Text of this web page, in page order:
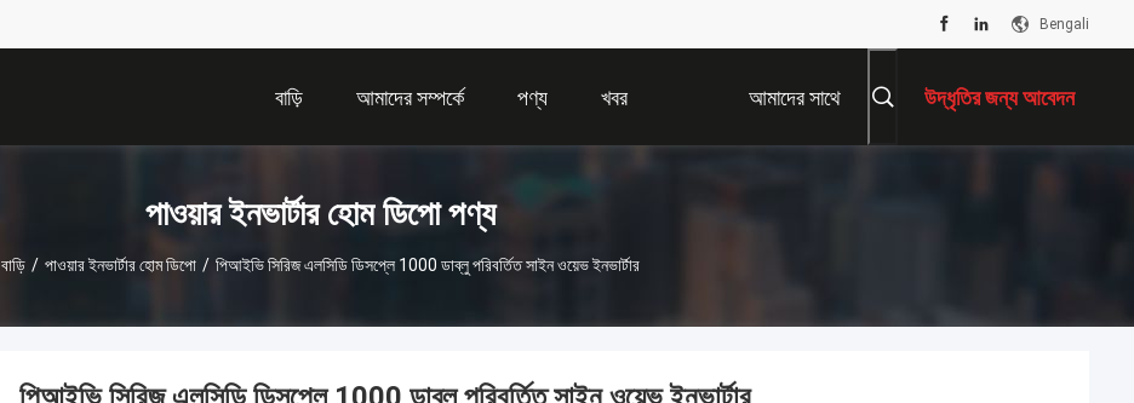
Bengali
বাড়ি আমাদের সম্পর্কে পণ্য খবর আমাদের সাথে উদ্ধৃতির জন্য আবেদন
পাওয়ার ইনভার্টার হোম ডিপো পণ্য
বাড়ি / পাওয়ার ইনভার্টার হোম ডিপো / পিআইভি সিরিজ এলসিডি ডিসপ্লে 1000 ডাব্লু পরিবর্তিত সাইন ওয়েভ ইনভার্টার